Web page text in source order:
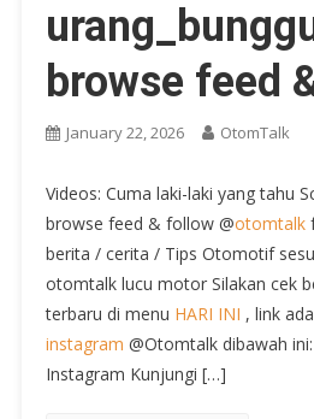
browse feed
January 22, 2026 OtomTalk
Videos: Cuma laki-laki yang tahu
browse feed & follow @otomtalk
berita / cerita / Tips Otomotif
otomtalk lucu motor Silakan cek
terbaru di menu HARI INI , link
instagram @Otomtalk dibawah
Instagram Kunjungi […]